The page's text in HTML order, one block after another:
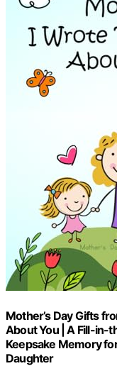
Mother’s Day Gifts
About You | A Fill-in-
Keepsake Memory
Daughter